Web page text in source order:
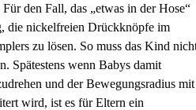
den Fall, das „etwas in der Hose“
die nickelfreien Drückknöpfe im
zu lösen. So muss das Kind
Spätestens wenn Babys damit
und der Bewegungsradius mit
wird, ist es für Eltern ein